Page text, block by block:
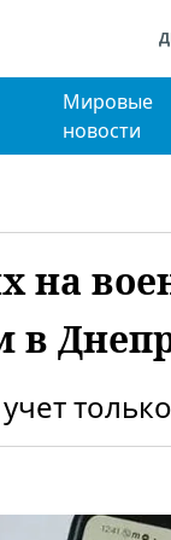
Мировые
новости
на
в